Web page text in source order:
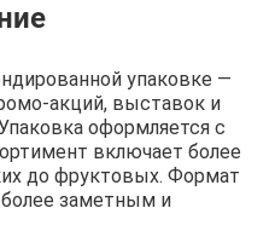
упаковке —
акций, выставок и
оформляется с
включает более
до фруктовых. Формат
заметным и